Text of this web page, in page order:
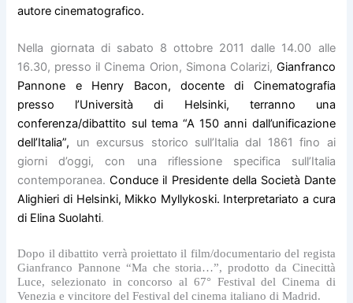
autore cinematografico.
Nella giornata di sabato 8 ottobre 2011 dalle 14.00 alle
16.30, presso il Cinema Orion, Simona Colarizi, Gianfranco
Pannone e Henry Bacon, docente di Cinematografia
presso l’Università di Helsinki, terranno una
conferenza/dibattito sul tema “A 150 anni dall’unificazione
dell’Italia”, un excursus storico sull’Italia dal 1861 fino ai
giorni d’oggi, con una riflessione specifica sull’Italia
contemporanea.Conduce il Presidente della Società Dante
Alighieri di Helsinki, Mikko Myllykoski. Interpretariato a cura
di Elina Suolahti.
Dopo il dibattito verrà proiettato il film/documentario del regista
Gianfranco Pannone “Ma che storia…”, prodotto da Cinecittà
Luce, selezionato in concorso al 67° Festival del Cinema di
Venezia e vincitore del Festival del cinema italiano di Madrid.